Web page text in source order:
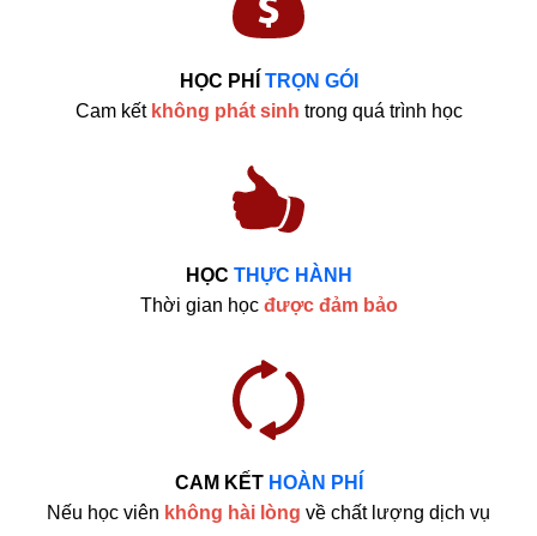
HỌC PHÍ TRỌN GÓI
Cam kết không phát sinh trong quá trình học
HỌC THỰC HÀNH
Thời gian họcđược đảm bảo
CAM KẾT HOÀN PHÍ
Nếu học viên không hài lòng về chất lượng dịch vụ